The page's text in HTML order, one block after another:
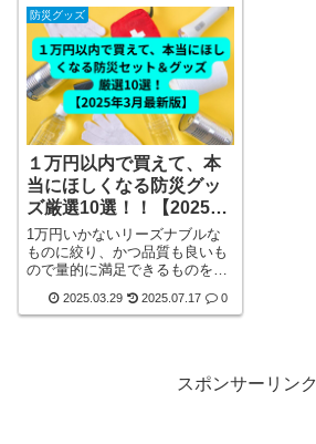
防災グッズ
１万円以内で買えて、本
当にほしくなる防災グッ
ズ厳選10選！！【2025年
7月最新版】
1万円いかないリーズナブルな
ものに絞り、かつ品質も良いも
ので量的に満足できるものを厳
ても、良いもの、たくさんある
んです！！ご紹介していきま
2025.03.29 2025.07.17 0
スポンサーリンク